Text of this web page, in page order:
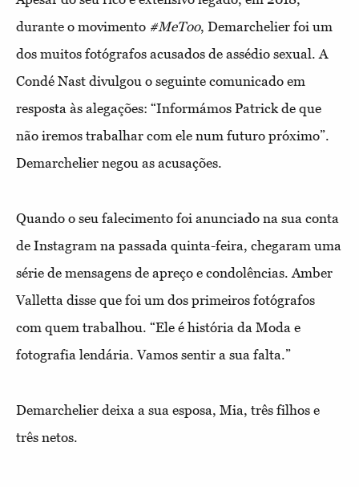
durante o movimento #MeToo, Demarchelier foi um
dos muitos fotógrafos acusados de assédio sexual. A
Condé Nast divulgou o seguinte comunicado em
resposta às alegações: “Informámos Patrick de que
não iremos trabalhar com ele num futuro próximo”.
Demarchelier negou as acusações.
Quando o seu falecimento foi anunciado na sua conta
de Instagram na passada quinta-feira, chegaram uma
série de mensagens de apreço e condolências. Amber
Valletta disse que foi um dos primeiros fotógrafos
com quem trabalhou. “Ele é história da Moda e
fotografia lendária. Vamos sentir a sua falta.”
Demarchelier deixa a sua esposa, Mia, três filhos e
três netos.